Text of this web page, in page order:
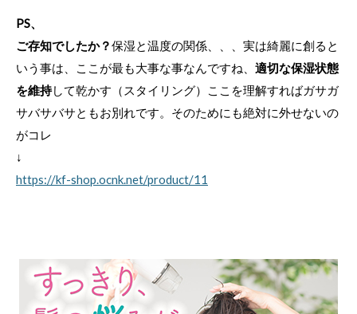
PS、
ご存知でしたか？保湿と温度の関係、、、実は綺麗に創ると
いう事は、ここが最も大事な事なんですね、 適切な保湿状態
を維持して乾かす（スタイリング）ここを理解すればガサガ
サバサバサともお別れです。そのためにも絶対に外せないの
がコレ
↓
https://kf-shop.ocnk.net/product/11